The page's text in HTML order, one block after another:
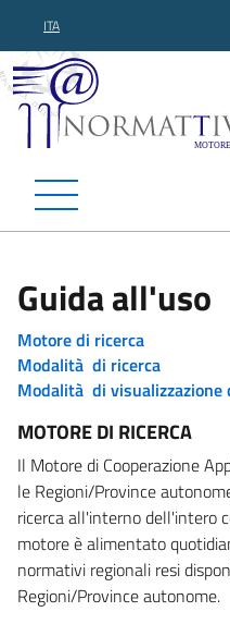
ITA
Guida all'uso
Motore di ricerca
Modalità di ricerca
Modalità di
MOTORE DI RICERCA
Il Motore di Cooperazione
le Regioni/Province
ricerca all'interno dell'intero
motore è alimentato
normativi regionali resi
Regioni/Province autonome.